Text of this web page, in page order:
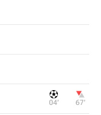
04‎’‎ 67‎’‎